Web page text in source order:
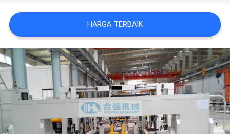
POLICY
HARGA TERBAIK